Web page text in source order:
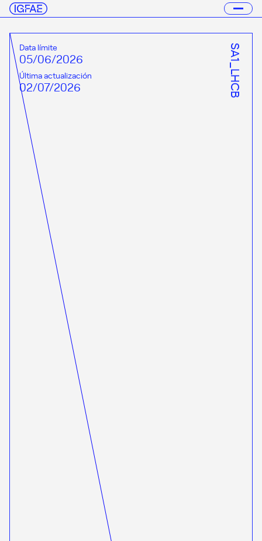
Data límite
05/06/2026
Última actualización
02/07/2026 SA1_LHCB